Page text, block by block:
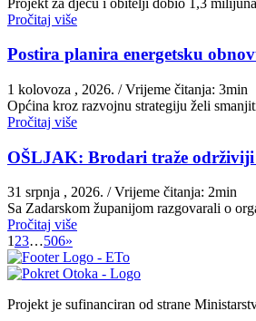
Pročitaj više
Postira planira energetsku
1 kolovoza , 2026. / Vrijeme čitanja: 3min
Općina kroz razvojnu strategiju želi
Pročitaj više
OŠLJAK: Brodari traže
31 srpnja , 2026. / Vrijeme čitanja: 2min
Sa Zadarskom županijom razgovarali o
Pročitaj više
123…506»
Projekt je sufinanciran od strane